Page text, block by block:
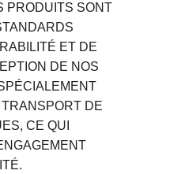
PRODUITS SONT
ET DE
DE NOS
DE
CE QUI